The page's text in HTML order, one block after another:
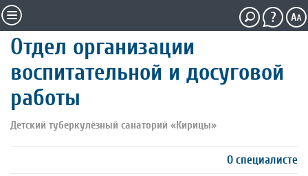
Отдел организации
воспитательной и досуговой
работы
Детский туберкулёзный санаторий «Кирицы»
О специалисте